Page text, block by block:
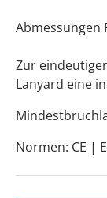
Abmessungen
Zur
Lanyard eine
Normen: CE |